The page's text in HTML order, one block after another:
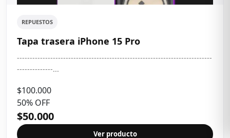
REPUESTOS
Tapa trasera iPhone 15 Pro
----------------------------------------------------------------------------
--------------...
$100.000
50% OFF
$50.000
Ver producto